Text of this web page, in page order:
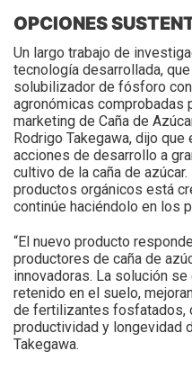
OPCIONES
Un largo trabajo de
tecnología desarrollada,
solubilizador de fósforo
agronómicas comprobadas
marketing de Caña de
Rodrigo Takegawa, dijo que
acciones de desarrollo a
cultivo de la caña de
productos orgánicos está
continúe haciéndolo en los
“El nuevo producto
productores de caña de
innovadoras. La solución
retenido en el suelo,
de fertilizantes fosfatados,
productividad y longevidad
Takegawa.